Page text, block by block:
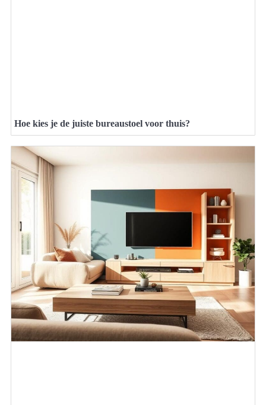
Hoe kies je de juiste bureaustoel voor thuis?